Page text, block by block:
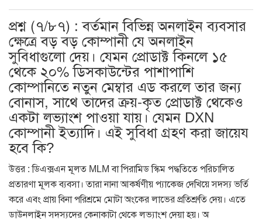
প্রশ্ন (৭/৮৭) : বর্তমান বিভিন্ন অনলাইন ব্যবসার
ক্ষেত্রে বড় বড় কোম্পানী যে অনলাইন
সুবিধাগুলো দেয়। যেমন প্রোডাক্ট কিনলে ১৫
থেকে ২০% ডিসকাউন্টের পাশাপাশি
কোম্পানিতে নতুন মেম্বার এড করলে তার জন্য
বোনাস, সাথে তাদের ক্রয়-কৃত প্রোডাক্ট থেকেও
একটা লভ্যাংশ পাওয়া যায়। যেমন DXN
কোম্পানী ইত্যাদি। এই সুবিধা গ্রহণ করা জায়েয
হবে কি?
উত্তর : ডিএক্সএন মূলত MLM বা পিরামিড স্কিম পদ্ধতিতে পরিচালিত
প্রতারণা মূলক ব্যবসা। তারা নানা আকর্ষণীয় প্যাকেজ দেখিয়ে সদস্য ভর্তি
করে এবং প্রায় বিনা পরিশ্রমে মোটা অংকের লাভের প্রতিশ্রুতি দেয়। এতে
ডাউনলাইন সদস্যদের কেনাকাটা থেকে লভ্যাংশ দেয়া হয়। অ